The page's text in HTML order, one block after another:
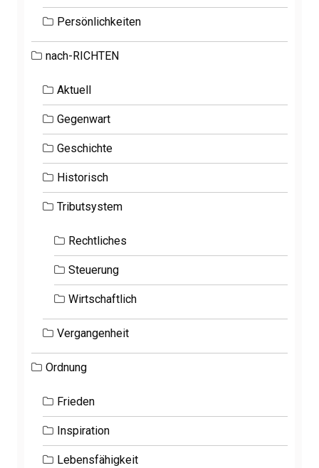
Persönlichkeiten
nach-RICHTEN
Aktuell
Gegenwart
Geschichte
Historisch
Tributsystem
Rechtliches
Steuerung
Wirtschaftlich
Vergangenheit
Ordnung
Frieden
Inspiration
Lebensfähigkeit